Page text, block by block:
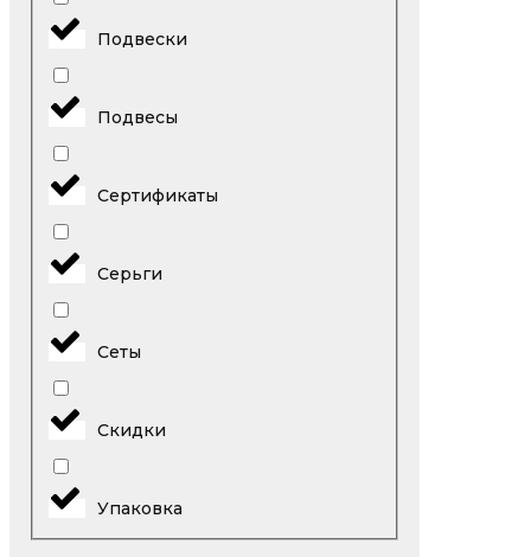
Подвески
Подвесы
Сертификаты
Серьги
Сеты
Скидки
Упаковка